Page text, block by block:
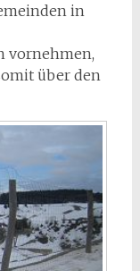
in
vornehmen,
über den